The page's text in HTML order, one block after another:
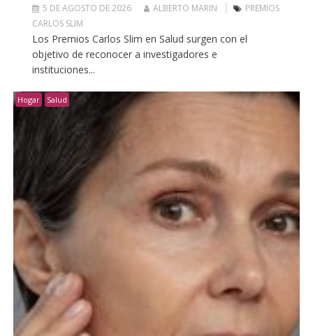
5 DE AGOSTO DE 2026 ALBERTO MARIN
PREMIOS
CARLOS SLIM
Los Premios Carlos Slim en Salud surgen con el
objetivo de reconocer a investigadores e
instituciones...
Hogar Salud